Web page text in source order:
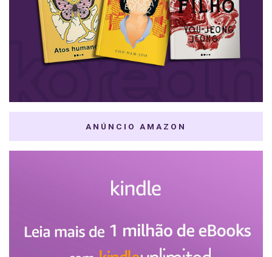
ANÚNCIO AMAZON